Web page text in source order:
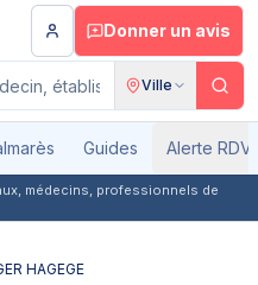
Donner un avis
Ville
Guides Alerte RDV
médecins, professionnels de
HAGEGE